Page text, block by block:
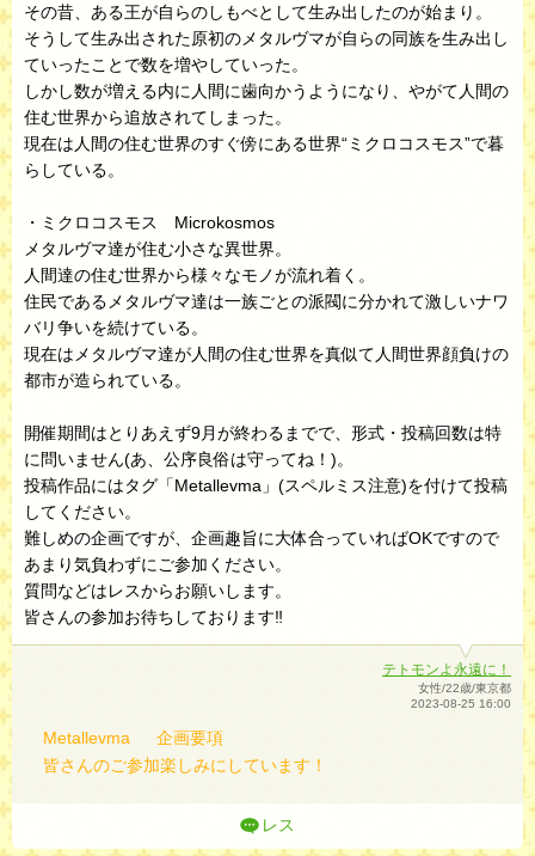
その昔、ある王が自らのしもべとして生み出したのが始まり。
そうして生み出された原初のメタルヴマが自らの同族を生み出し
ていったことで数を増やしていった。
しかし数が増える内に人間に歯向かうようになり、やがて人間の
住む世界から追放されてしまった。
現在は人間の住む世界のすぐ傍にある世界“ミクロコスモス”で暮
らしている。
・ミクロコスモス Microkosmos
メタルヴマ達が住む小さな異世界。
人間達の住む世界から様々なモノが流れ着く。
住民であるメタルヴマ達は一族ごとの派閥に分かれて激しいナワ
バリ争いを続けている。
現在はメタルヴマ達が人間の住む世界を真似て人間世界顔負けの
都市が造られている。
開催期間はとりあえず9月が終わるまでで、形式・投稿回数は特
に問いません(あ、公序良俗は守ってね！)。
投稿作品にはタグ「Metallevma」(スペルミス注意)を付けて投稿
してください。
難しめの企画ですが、企画趣旨に大体合っていればOKですので
あまり気負わずにご参加ください。
質問などはレスからお願いします。
皆さんの参加お待ちしております‼︎
テトモンよ永遠に！
女性/22歳/東京都
2023-08-25 16:00
Metallevma
企画要項
皆さんのご参加楽しみにしています！
レス